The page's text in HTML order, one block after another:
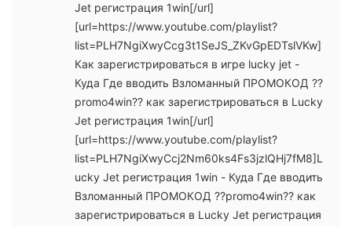
Jet регистрация 1win[/url]
[url=https://www.youtube.com/playlist?
list=PLH7NgiXwyCcg3t1SeJS_ZKvGpEDTslVKw]
Как зарегистрироваться в игре lucky jet -
Куда Где вводить Взломанный ПРОМОКОД ??
promo4win?? как зарегистрироваться в Lucky
Jet регистрация 1win[/url]
[url=https://www.youtube.com/playlist?
list=PLH7NgiXwyCcj2Nm60ks4Fs3jzlQHj7fM8]L
ucky Jet регистрация 1win - Куда Где вводить
Взломанный ПРОМОКОД ??promo4win?? как
зарегистрироваться в Lucky Jet регистрация